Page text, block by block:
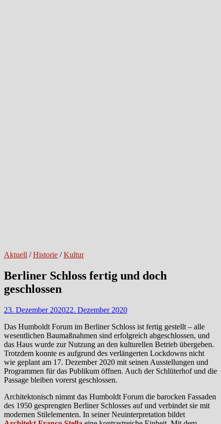
Aktuell /Historie /Kultur
Berliner Schloss fertig und doch
geschlossen
23. Dezember 202022. Dezember 2020
Das Humboldt Forum im Berliner Schloss ist fertig gestellt – alle
wesentlichen Baumaß­nahmen sind erfolgreich abgeschlossen, und
das Haus wurde zur Nutzung an den kulturellen Betrieb übergeben.
Trotzdem konnte es aufgrund des verlängerten Lockdowns nicht
wie geplant am 17. Dezember 2020 mit seinen Ausstellungen und
Programmen für das Publikum öffnen. Auch der Schlüterhof und die
Passage bleiben vorerst geschlossen.
Architektonisch nimmt das Humboldt Forum die barocken Fassaden
des 1950 gesprengten Berliner Schlosses auf und verbindet sie mit
modernen Stilelementen. In seiner Neuinterpretation bildet